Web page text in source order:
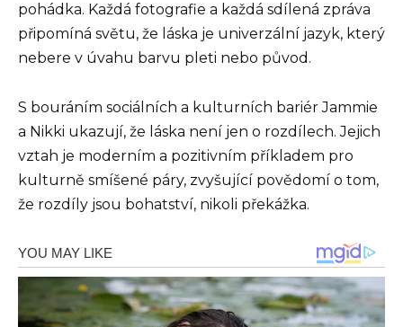
pohádka. Každá fotografie a každá sdílená zpráva
připomíná světu, že láska je univerzální jazyk, který
nebere v úvahu barvu pleti nebo původ.
S bouráním sociálních a kulturních bariér Jammie
a Nikki ukazují, že láska není jen o rozdílech. Jejich
vztah je moderním a pozitivním příkladem pro
kulturně smíšené páry, zvyšující povědomí o tom,
že rozdíly jsou bohatství, nikoli překážka.